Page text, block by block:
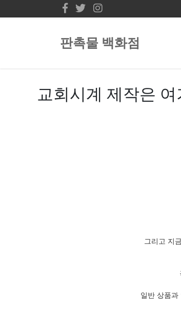
판촉물 백화점
교회시계 제작은
그리고 지
일반 상품